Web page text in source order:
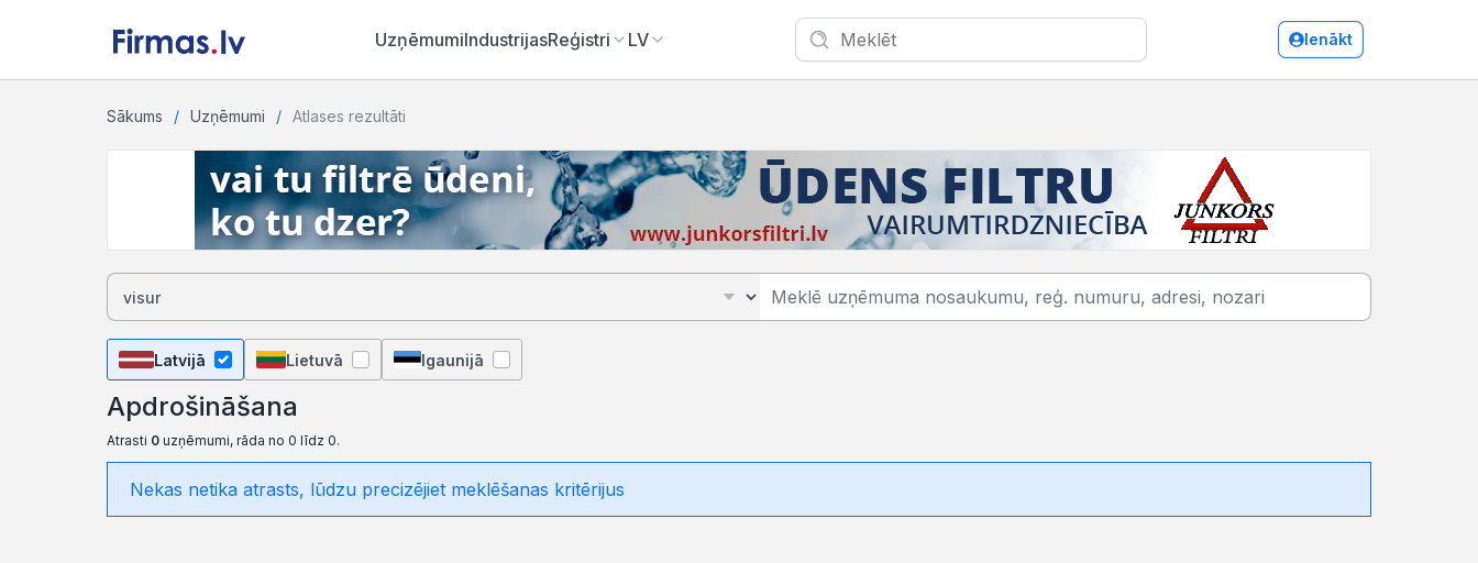
UzņēmumiIndustrijasReģistri LV Ienākt
Sākums Uzņēmumi Atlases rezultāti
Apdrošināšana
Latvijā Lietuvā Igaunijā
Apdrošināšana
Atrasti 0 uzņēmumi, rāda no 0 līdz 0.
Nekas netika atrasts, lūdzu precizējiet meklēšanas kritērijus